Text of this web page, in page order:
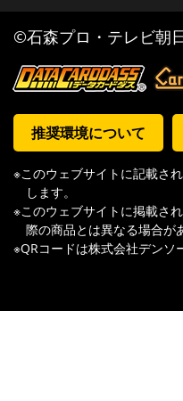
©石森プロ・テレビ朝
推奨環境について
※このウェブサイトに記載さ
します。
※このウェブサイトに掲載さ
際の商品とは異なる場合が
※QRコードは株式会社デンソ